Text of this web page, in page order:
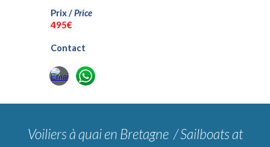
Prix /Price
495€
Contact
Voiliers à quai en Bretagne / Sailboats at